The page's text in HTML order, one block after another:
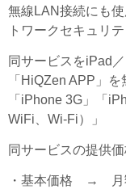
無線LAN接続にも
トワークセキュリ
同サービスをiPad
「HiQZen APP」
「iPhone 3G」「
WiFi、Wi-Fi）」
同サービスの提供
・基本価格 → 月